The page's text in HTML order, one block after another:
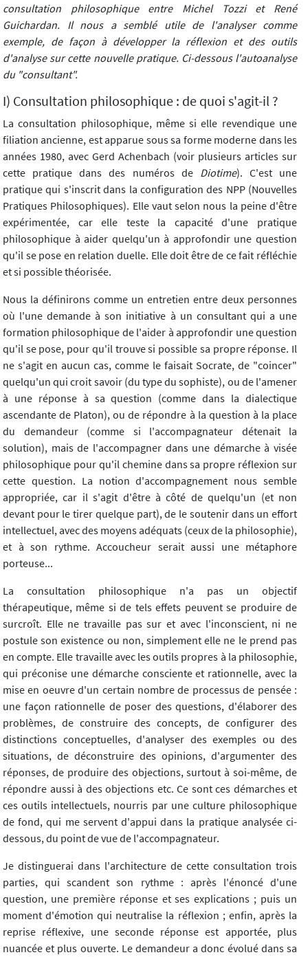
consultation philosophique entre Michel Tozzi et René
Guichardan. Il nous a semblé utile de l'analyser comme
exemple, de façon à développer la réflexion et des outils
d'analyse sur cette nouvelle pratique. Ci-dessous l'autoanalyse
du "consultant".
I) Consultation philosophique : de quoi s'agit-il ?
La consultation philosophique, même si elle revendique une
filiation ancienne, est apparue sous sa forme moderne dans les
années 1980, avec Gerd Achenbach (voir plusieurs articles sur
cette pratique dans des numéros deDiotime). C'est une
pratique qui s'inscrit dans la configuration des NPP (Nouvelles
Pratiques Philosophiques). Elle vaut selon nous la peine d'être
expérimentée, car elle teste la capacité d'une pratique
philosophique à aider quelqu'un à approfondir une question
qu'il se pose en relation duelle. Elle doit être de ce fait réfléchie
et si possible théorisée.
Nous la définirons comme un entretien entre deux personnes
où l'une demande à son initiative à un consultant qui a une
formation philosophique de l'aider à approfondir une question
qu'il se pose, pour qu'il trouve si possible sa propre réponse. Il
ne s'agit en aucun cas, comme le faisait Socrate, de "coincer"
quelqu'un qui croit savoir (du type du sophiste), ou de l'amener
à une réponse à sa question (comme dans la dialectique
ascendante de Platon), ou de répondre à la question à la place
du demandeur (comme si l'accompagnateur détenait la
solution), mais de l'accompagner dans une démarche à visée
philosophique pour qu'il chemine dans sa propre réflexion sur
cette question. La notion d'accompagnement nous semble
appropriée, car il s'agit d'être à côté de quelqu'un (et non
devant pour le tirer quelque part), de le soutenir dans un effort
intellectuel, avec des moyens adéquats (ceux de la philosophie),
et à son rythme. Accoucheur serait aussi une métaphore
porteuse...
La consultation philosophique n'a pas un objectif
thérapeutique, même si de tels effets peuvent se produire de
surcroît. Elle ne travaille pas sur et avec l'inconscient, ni ne
postule son existence ou non, simplement elle ne le prend pas
en compte. Elle travaille avec les outils propres à la philosophie,
qui préconise une démarche consciente et rationnelle, avec la
mise en oeuvre d'un certain nombre de processus de pensée :
une façon rationnelle de poser des questions, d'élaborer des
problèmes, de construire des concepts, de configurer des
distinctions conceptuelles, d'analyser des exemples ou des
situations, de déconstruire des opinions, d'argumenter des
réponses, de produire des objections, surtout à soi-même, de
répondre aussi à des objections etc. Ce sont ces démarches et
ces outils intellectuels, nourris par une culture philosophique
de fond, qui me servent d'appui dans la pratique analysée ci-
dessous, du point de vue de l'accompagnateur.
Je distinguerai dans l'architecture de cette consultation trois
parties, qui scandent son rythme : après l'énoncé d'une
question, une première réponse et ses explications ; puis un
moment d'émotion qui neutralise la réflexion ; enfin, après la
reprise réflexive, une seconde réponse est apportée, plus
nuancée et plus ouverte. Le demandeur a donc évolué dans sa